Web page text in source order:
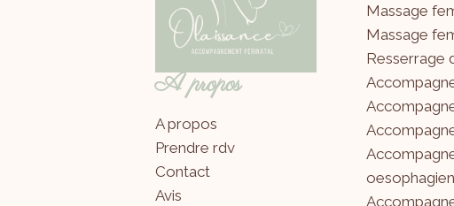
A propos
A propos
Prendre rdv
Contact
Avis
Massage
Massage
Resserrage